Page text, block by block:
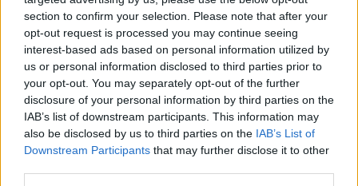
section to confirm your selection. Please note that after your
opt-out request is processed you may continue seeing
interest-based ads based on personal information utilized by
us or personal information disclosed to third parties prior to
your opt-out. You may separately opt-out of the further
disclosure of your personal information by third parties on the
IAB’s list of downstream participants. This information may
also be disclosed by us to third parties on the IAB’s List of
Downstream Participants that may further disclose it to other
di vivere un’esperienza indimenticabile, scoprendo
sapori unici e storie legate a ciascuna
preparazione. L’Italia, con la sua ricca cultura
gastronomica, offre occasioni imperdibili per chi
desidera avvicinarsi alla gastronomia locale e
apprezzare la filiera corta.